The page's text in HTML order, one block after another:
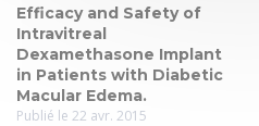
Efficacy and Safety of
Intravitreal
Dexamethasone Implant
in Patients with Diabetic
Macular Edema.
Publié le 22 avr. 2015